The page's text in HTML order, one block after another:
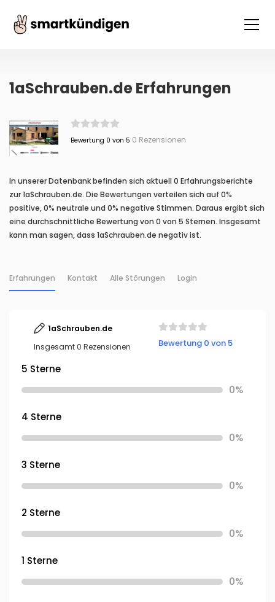
1aSchrauben.de Erfahrungen
Bewertung 0 von 5 0 Rezensionen
In unserer Datenbank befinden sich aktuell 0 Erfahrungsberichte
zur 1aSchrauben.de. Die Bewertungen verteilen sich auf 0%
positive, 0% neutrale und 0% negative Stimmen. Daraus ergibt sich
eine durchschnittliche Bewertung von 0 von 5 Sternen. Insgesamt
kann man sagen, dass 1aSchrauben.de negativ ist.
Erfahrungen Kontakt Alle Störungen Login
1aSchrauben.de
Insgesamt 0 Rezensionen
Bewertung 0 von 5
5 Sterne
0%
4 Sterne
0%
3 Sterne
0%
2 Sterne
0%
1 Sterne
0%